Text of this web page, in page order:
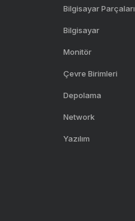
Bilgisayar Parçaları
Bilgisayar
Monitör
Çevre Birimleri
Depolama
Network
Yazılım